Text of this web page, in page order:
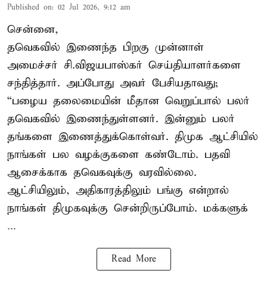
Published on: 02 Jul 2026, 9:12 am
சென்னை,
தவெகவில் இணைந்த பிறகு முன்னாள்
அமைச்சர் சி.விஜயபாஸ்கர் செய்தியாளர்களை
சந்தித்தார். அப்போது அவர் பேசியதாவது;
“பழைய தலைமையின் மீதான வெறுப்பால் பலர்
தவெகவில் இணைந்துள்ளனர். இன்னும் பலர்
தங்களை இணைத்துக்கொள்வர். திமுக ஆட்சியில்
நாங்கள் பல வழக்குகளை கண்டோம். பதவி
ஆசைக்காக தவெகவுக்கு வரவில்லை.
ஆட்சியிலும், அதிகாரத்திலும் பங்கு என்றால்
நாங்கள் திமுகவுக்கு சென்றிருப்போம். மக்களுக்
...
Read More